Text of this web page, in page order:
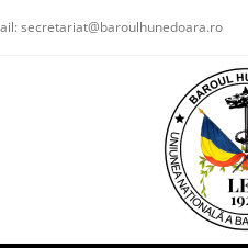
secretariat@baroulhunedoara.ro